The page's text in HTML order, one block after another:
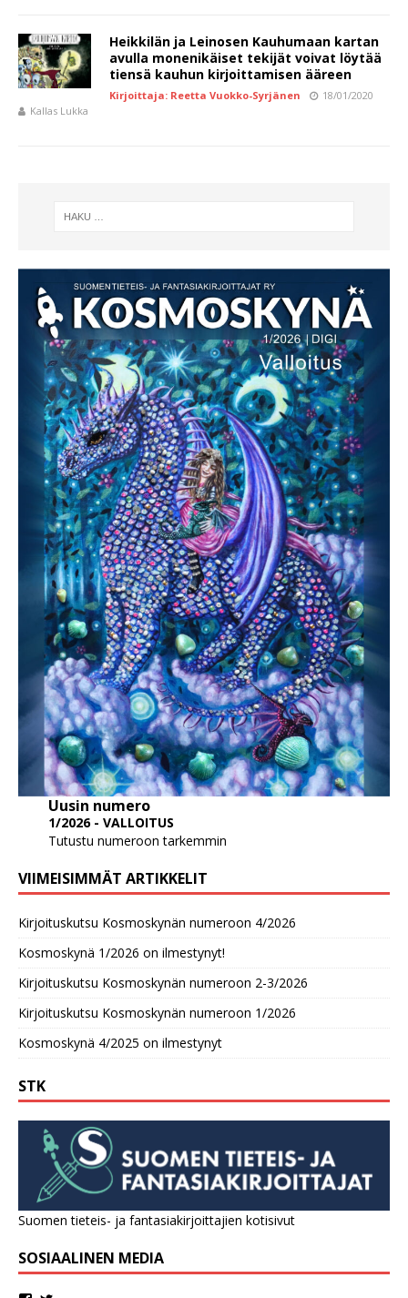
Heikkilän ja Leinosen Kauhumaan kartan
avulla monenikäiset tekijät voivat löytää
tiensä kauhun kirjoittamisen ääreen
Kirjoittaja: Reetta Vuokko-Syrjänen
18/01/2020
Kallas Lukka
Uusin numero
1/2026 - VALLOITUS
Tutustu numeroon tarkemmin
VIIMEISIMMÄT ARTIKKELIT
Kirjoituskutsu Kosmoskynän numeroon 4/2026
Kosmoskynä 1/2026 on ilmestynyt!
Kirjoituskutsu Kosmoskynän numeroon 2-3/2026
Kirjoituskutsu Kosmoskynän numeroon 1/2026
Kosmoskynä 4/2025 on ilmestynyt
STK
Suomen tieteis- ja fantasiakirjoittajien kotisivut
SOSIAALINEN MEDIA